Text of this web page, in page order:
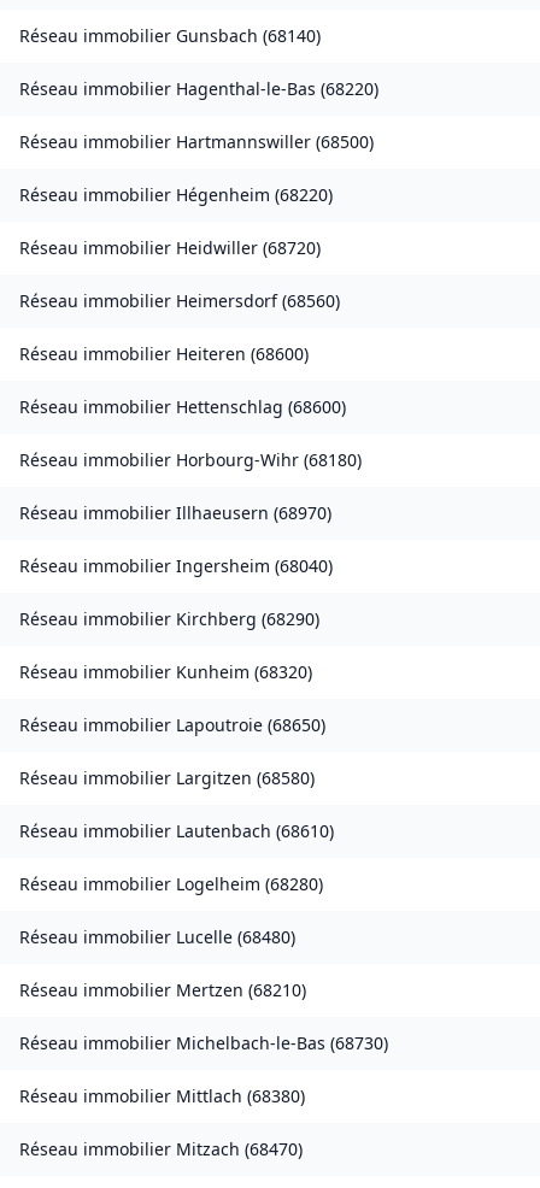
Réseau immobilier Gunsbach (68140)
Réseau immobilier Hagenthal-le-Bas (68220)
Réseau immobilier Hartmannswiller (68500)
Réseau immobilier Hégenheim (68220)
Réseau immobilier Heidwiller (68720)
Réseau immobilier Heimersdorf(68560)
Réseau immobilier Heiteren (68600)
Réseau immobilier Hettenschlag (68600)
Réseau immobilier Horbourg-Wihr (68180)
Réseau immobilier Illhaeusern (68970)
Réseau immobilier Ingersheim (68040)
Réseau immobilier Kirchberg (68290)
Réseau immobilier Kunheim (68320)
Réseau immobilier Lapoutroie (68650)
Réseau immobilier Largitzen (68580)
Réseau immobilier Lautenbach (68610)
Réseau immobilier Logelheim (68280)
Réseau immobilier Lucelle (68480)
Réseau immobilier Mertzen (68210)
Réseau immobilier Michelbach-le-Bas (68730)
Réseau immobilier Mittlach (68380)
Réseau immobilier Mitzach (68470)